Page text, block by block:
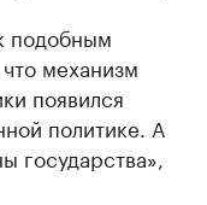
подобным
механизм
появился
политике. А
государства»,